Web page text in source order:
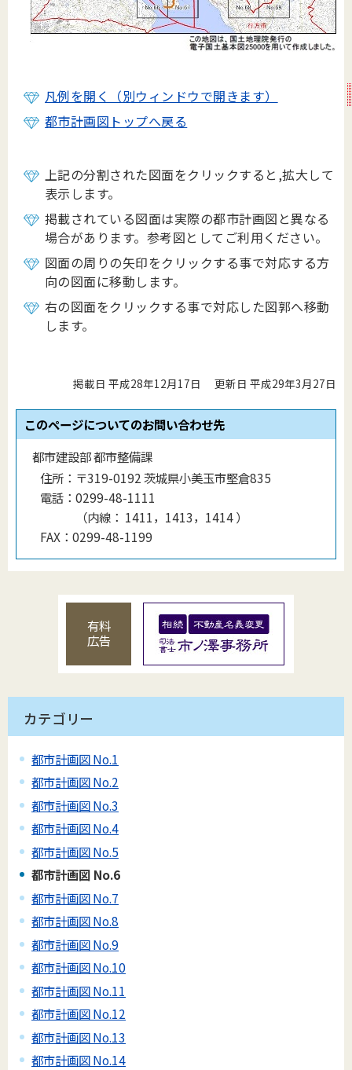
凡例を開く（別ウィンドウで開きます）
都市計画図トップへ戻る
上記の分割された図面をクリックすると,拡大して
表示します。
掲載されている図面は実際の都市計画図と異なる
場合があります。参考図としてご利用ください。
図面の周りの矢印をクリックする事で対応する方
向の図面に移動します。
右の図面をクリックする事で対応した図郭へ移動
します。
掲載日 平成28年12月17日 更新日 平成29年3月27日
このページについてのお問い合わせ先
都市建設部 都市整備課
住所： 〒319-0192 茨城県小美玉市堅倉835
電話： 0299-48-1111
（内線 ： 1411，1413，1414）
FAX： 0299-48-1199
有料
広告
カテゴリー
都市計画図 No.1
都市計画図 No.2
都市計画図 No.3
都市計画図 No.4
都市計画図 No.5
都市計画図 No.6
都市計画図 No.7
都市計画図 No.8
都市計画図 No.9
都市計画図 No.10
都市計画図 No.11
都市計画図 No.12
都市計画図 No.13
都市計画図 No.14